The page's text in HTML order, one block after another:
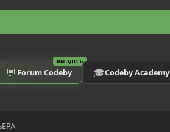
ВЫ ЗДЕСЬ
💬 Forum Codeby 🎓Codeby Academy